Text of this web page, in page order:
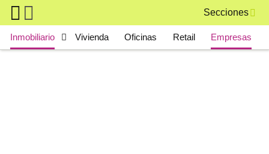
Skip to main content
Secciones
Main navigation
Inmobiliario Vivienda Oficinas Retail Empresas